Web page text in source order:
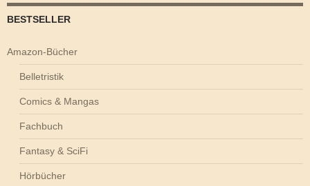
BESTSELLER
Amazon-Bücher
Belletristik
Comics & Mangas
Fachbuch
Fantasy & SciFi
Hörbücher